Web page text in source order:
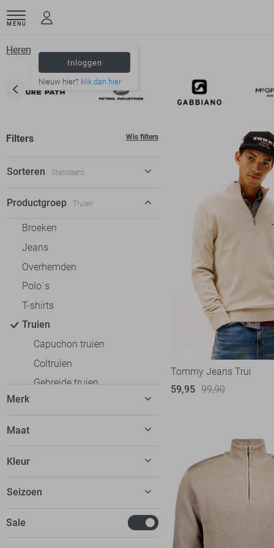
MENU
Inloggen
Nieuw hier? klik dan hier
Herenkleding Truien Sale
Filters Wis filters
Sorteren Standaard
Standaard
Productgroep Truien
Broeken
Jeans
Overhemden
Polo`s
T-shirts
Truien
Capuchon truien
Coltruien
Gebreide truien
Vesten
Colberts
Merk
Antony Morato
Calvin Klein
Campbell
Cast Iron
Maat
XS
M
Kleur
Beige
Seizoen
Basics
Sale
Tommy Jeans Trui
59,95 99,90